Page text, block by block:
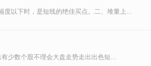
度以下时，是短线的绝佳买点。二、堆量上...
少数个股不理会大盘走势走出出色短...